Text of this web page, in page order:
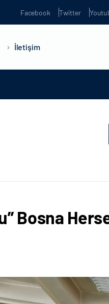
Facebook Twitter
İletişim
Bosna